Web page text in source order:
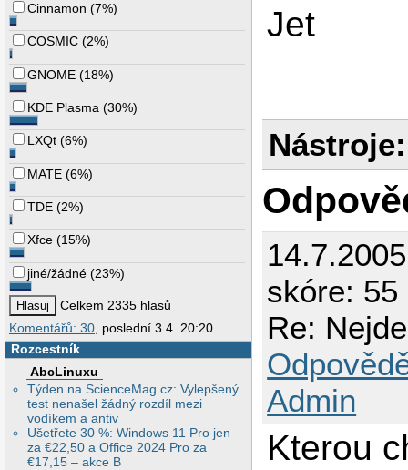
Cinnamon (7%)
COSMIC (2%)
GNOME (18%)
KDE Plasma (30%)
LXQt (6%)
MATE (6%)
TDE (2%)
Xfce (15%)
jiné/žádné (23%)
Celkem 2335 hlasů
Komentářů: 30, poslední 3.4. 20:20
Rozcestník
AbcLinuxu
Týden na ScienceMag.cz: Vylepšený
test nenašel žádný rozdíl mezi
vodíkem a antiv
Ušetřete 30 %: Windows 11 Pro jen
za €22,50 a Office 2024 Pro za
€17,15 – akce B
Jet
Nástroje:
skóre:
Re:
Admin
Kterou